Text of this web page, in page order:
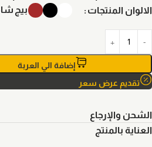
الالوان المنتجات بيج
إضافة الي العربة
تقديم عرض سعر
الشحن والإرجاع
العناية بالمنتج